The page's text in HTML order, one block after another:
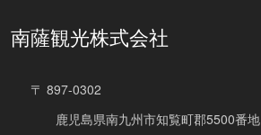
南薩観光株式会社
〒 897-0302
鹿児島県南九州市知覧町郡5500番地